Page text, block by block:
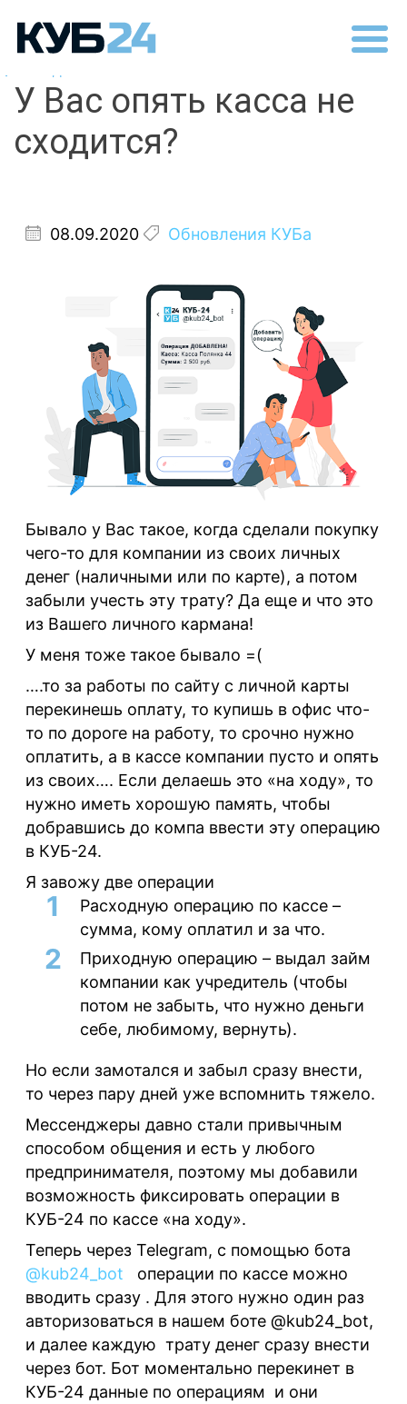
У Вас опять касса не
сходится?
08.09.2020 Обновления КУБа
Бывало у Вас такое, когда сделали покупку
чего-то для компании из своих личных
денег (наличными или по карте), а потом
забыли учесть эту трату? Да еще и что это
из Вашего личного кармана!
У меня тоже такое бывало =(
….то за работы по сайту с личной карты
перекинешь оплату, то купишь в офис что-
то по дороге на работу, то срочно нужно
оплатить, а в кассе компании пусто и опять
из своих…. Если делаешь это «на ходу», то
нужно иметь хорошую память, чтобы
добравшись до компа ввести эту операцию
в КУБ-24.
Я завожу две операции
Расходную операцию по кассе –
сумма, кому оплатил и за что.
Приходную операцию – выдал займ
компании как учредитель (чтобы
потом не забыть, что нужно деньги
себе, любимому, вернуть).
Но если замотался и забыл сразу внести,
то через пару дней уже вспомнить тяжело.
Мессенджеры давно стали привычным
способом общения и есть у любого
предпринимателя, поэтому мы добавили
возможность фиксировать операции в
КУБ-24 по кассе «на ходу».
Теперь через Telegram, с помощью бота
@kub24_ bot
операции по кассе можно
вводить сразу . Для этого нужно один раз
авторизоваться в нашем боте @kub24_bot,
и далее каждую трату денег сразу внести
через бот. Бот моментально перекинет в
КУБ-24 данные по операциям и они